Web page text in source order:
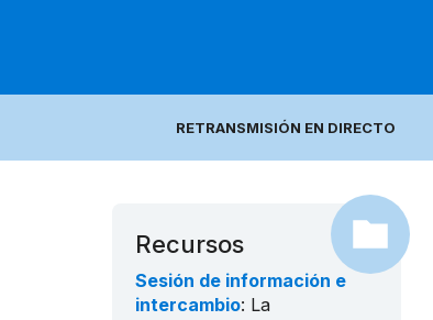
RETRANSMISIÓN EN DIRECTO
Recursos
Sesión de información e
intercambio: La